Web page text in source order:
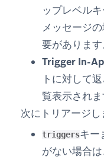
ップレベル
メッセージの
要があります
Trigger In-
トに対して
覧表示されま
次にトリアージし
triggersキー
がない場合は